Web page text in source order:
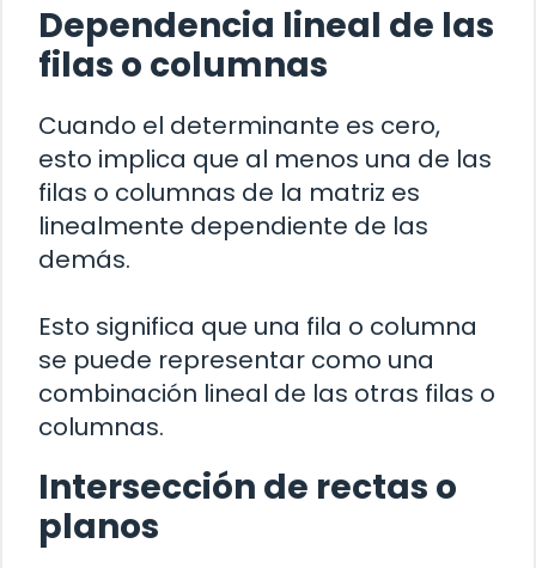
Dependencia lineal de las
filas o columnas
Cuando el determinante es cero,
esto implica que al menos una de las
filas o columnas de la matriz es
linealmente dependiente de las
demás.
Esto significa que una fila o columna
se puede representar como una
combinación lineal de las otras filas o
columnas.
Intersección de rectas o
planos